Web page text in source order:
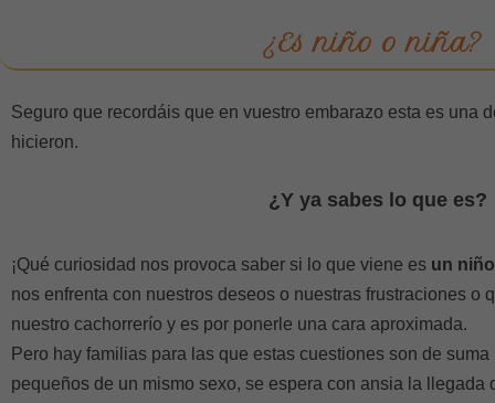
¿Es niño o niña?
Seguro que recordáis que en vuestro embarazo esta es una
hicieron.
¿Y ya sabes lo que es?
¡Qué curiosidad nos provoca saber si lo que viene es un
nos enfrenta con nuestros deseos o nuestras frustraciones o
nuestro cachorrerío y es por ponerle una cara aproximada.
Pero hay familias para las que estas cuestiones son de
pequeños de un mismo sexo, se espera con ansia la